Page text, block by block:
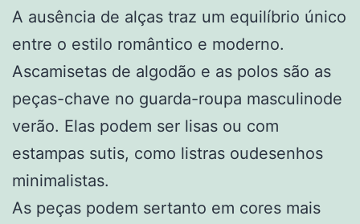
A ausência de alças traz um equilíbrio único
entre o estilo romântico e moderno.
Ascamisetas de algodão e as polos são as
peças-chave no guarda-roupa masculinode
verão. Elas podem ser lisas ou com
estampas sutis, como listras oudesenhos
minimalistas.
As peças podem sertanto em cores mais